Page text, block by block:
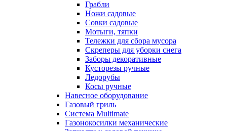
Грабли
Ножи садовые
Совки садовые
Мотыги, тяпки
Тележки для сбора мусора
Скреперы для уборки снега
Заборы декоративные
Кусторезы ручные
Ледорубы
Косы ручные
Навесное оборудование
Газовый гриль
Система Multimate
Газонокосилки механические